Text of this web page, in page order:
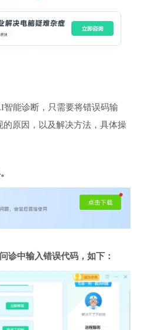
能诊断，只需要将错误码输
的原因，以及解决方法，具体操
诊中输入错误代码，如下：